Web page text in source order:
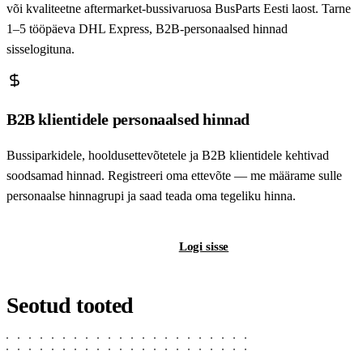
või kvaliteetne aftermarket-bussivaruosa BusParts Eesti laost. Tarne
1–5 tööpäeva DHL Express, B2B-personaalsed hinnad
sisselogituna.
B2B klientidele personaalsed hinnad
Bussiparkidele, hooldusettevõtetele ja B2B klientidele kehtivad
soodsamad hinnad. Registreeri oma ettevõte — me määrame sulle
personaalse hinnagrupi ja saad teada oma tegeliku hinna.
Logi sisse
Seotud tooted